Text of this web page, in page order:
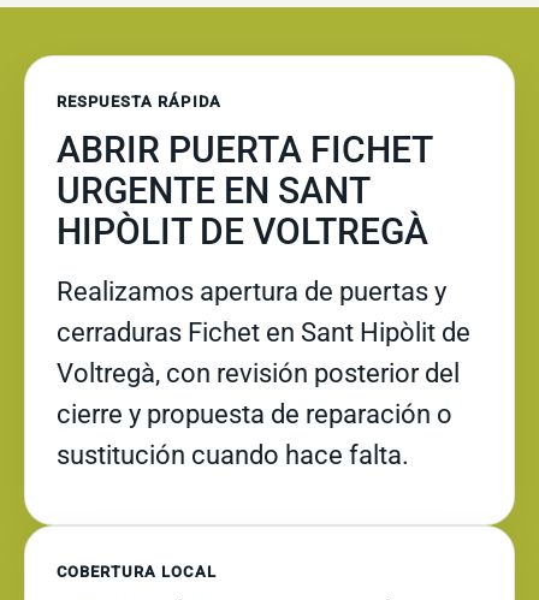
RESPUESTA RÁPIDA
ABRIR PUERTA FICHET
URGENTE EN SANT
HIPÒLIT DE VOLTREGÀ
Realizamos apertura de puertas y
cerraduras Fichet en Sant Hipòlit de
Voltregà, con revisión posterior del
cierre y propuesta de reparación o
sustitución cuando hace falta.
COBERTURA LOCAL